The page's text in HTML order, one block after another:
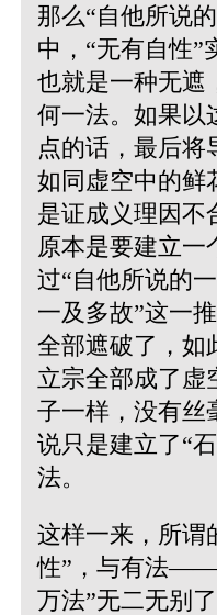
那么“自他所说
中，“无有自性”
也就是一种无遮
何一法。如果以
点的话，最后将
如同虚空中的鲜
是证成义理因不
原本是要建立一
过“自他所说的
一及多故”这一
全部遮破了，如
立宗全部成了虚
子一样，没有丝
说只是建立了“
法。
这样一来，所
性”，与有法
万法”无二无别